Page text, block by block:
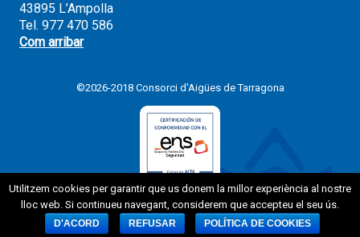
43895 L’Ampolla
Tel. 977 470 586
Com arribar
©2026-2018 Consorci d'Aigües de Tarragona
Utilitzem cookies per garantir que us donem la millor experiència al nostre
lloc web. Si continueu navegant, considerem que accepteu el seu ús.
D'ACORD REFUSAR POLÍTICA DE COOKIES